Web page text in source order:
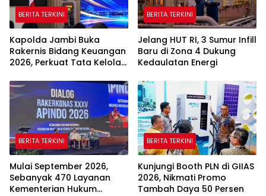
BERITA TERKINI
Kapolda Jambi Buka
Rakernis Bidang Keuangan
2026, Perkuat Tata Kelola
Transparan dan Akuntabel
BERITA TERKINI
Jelang HUT RI, 3 Sumur Infill
Baru di Zona 4 Dukung
Kedaulatan Energi
BERITA TERKINI
Mulai September 2026,
Sebanyak 470 Layanan
Kementerian Hukum
BERITA TERKINI
Kunjungi Booth PLN di GIIAS
2026, Nikmati Promo
Tambah Daya 50 Persen